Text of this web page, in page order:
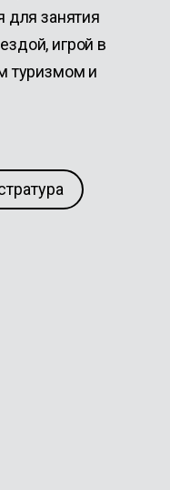
для занятия
игрой в
туризмом и